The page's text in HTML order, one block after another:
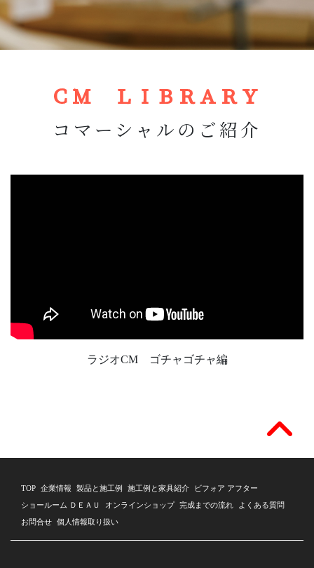
ＣＭ ＬＩＢＲＡＲＹ
コマーシャルのご紹介
ラジオCM ゴチャゴチャ編
TOP 企業情報 製品と施工例 施工例と家具紹介
ビフォア アフター
ショールーム ＤＥＡＵ
オンラインショップ 完成までの流れ
よくある質問
お問合せ 個人情報取り扱い